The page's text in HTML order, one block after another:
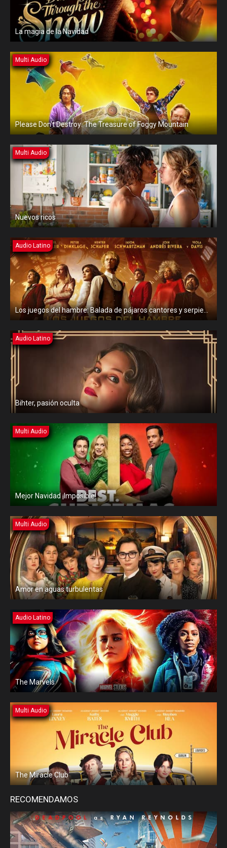
La magia de la Navidad
Multi Audio
Please Don’t Destroy: The Treasure of Foggy Mountain
Multi Audio
Nuevos ricos
Audio Latino
Los juegos del hambre: Balada de pájaros cantores y serpientes
Audio Latino
Bihter, pasión oculta
Multi Audio
Mejor Navidad ¡Imposible!
Multi Audio
Amor en aguas turbulentas
Audio Latino
The Marvels
Multi Audio
The Miracle Club
RECOMENDAMOS